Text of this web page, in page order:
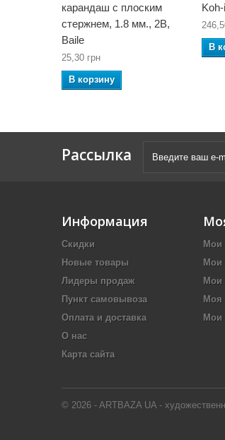
карандаш с плоским
стержнем, 1.8 мм., 2B,
Baile
25,30 грн
В корзину
В
Рассылка
Информация
Скидки
Новые товары
Лидеры продаж
Пункт самовывоза
Оплата и доставка
О нас
Карта сайта
© 2026 - ARTBAZA UA -
Мои
Мои
Мои
Моя
Мои